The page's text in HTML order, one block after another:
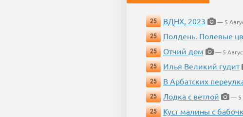
25 ВДНХ, 2023
— 5
25
Полдень. Полевые
25
Отчий дом
— 5
25
Илья Великий гудит
25
В Арбатских
25
Лодка с ветлой
— 5
25
Куст малины с